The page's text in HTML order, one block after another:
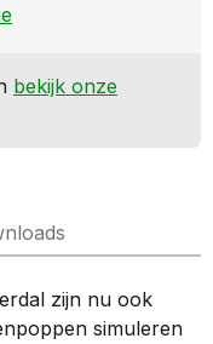
bekijk onze
zijn nu ook
simuleren